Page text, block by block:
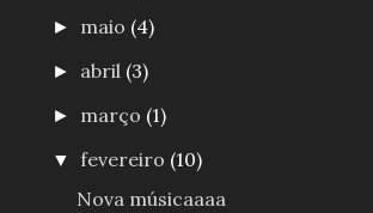
► maio (4)
► abril (3)
► março (1)
▼fevereiro (10)
Nova músicaaaa